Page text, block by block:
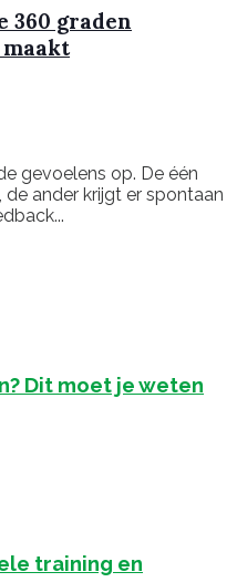
360 graden
gevoelens op. De één
ander krijgt er spontaan
Dit moet je weten
training en